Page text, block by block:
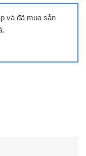
và đã mua sản